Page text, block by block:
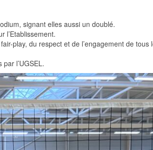
signant elles aussi un doublé.
l’Etablissement.
play, du respect et de l’engagement de tous
l’UGSEL.